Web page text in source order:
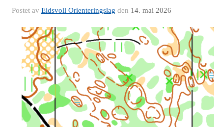
Postet av Eidsvoll Orienteringslag den 14. mai 2026